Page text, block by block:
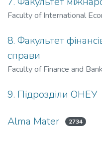
Faculty of International
8. Факультет
справи
Faculty of Finance and
9. Підрозділи ОНЕУ
Alma Mater 2734